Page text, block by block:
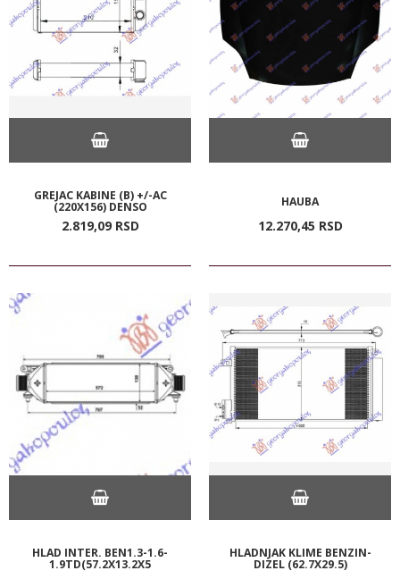
GREJAC KABINE (B) +/-AC
(220X156) DENSO
2.819,09 RSD
HAUBA
12.270,45 RSD
HLAD INTER. BEN1.3-1.6-
1.9TD(57.2X13.2X5
HLADNJAK KLIME BENZIN-
DIZEL (62.7X29.5)